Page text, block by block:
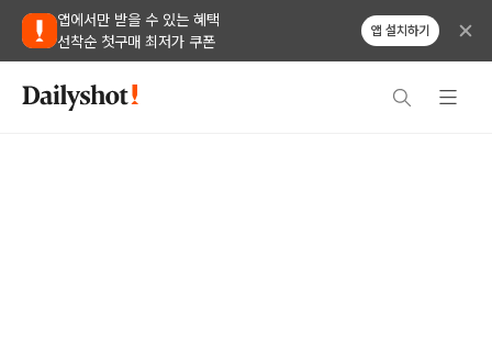
앱에서만 받을 수 있는 혜택
선착순 첫구매 최저가 쿠폰
앱 설치하기